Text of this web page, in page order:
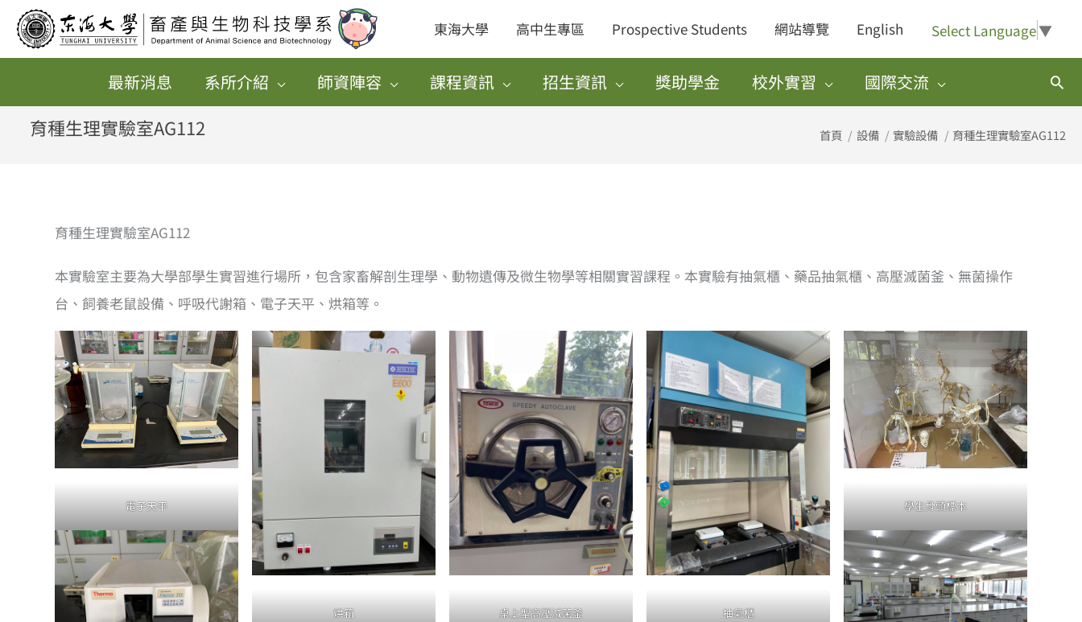
東海大學 高中生專區 Prospective Students 網站導覽 English Select Language▼
最新消息 系所介紹 師資陣容 課程資訊 招生資訊 獎助學金 校外實習 國際交流
搜
尋
育種生理實驗室AG112 首頁 設備 實驗設備 育種生理實驗室AG112
育種生理實驗室AG112
本實驗室主要為大學部學生實習進行場所，包含家畜解剖生理學、動物遺傳及微生物學等相關實習課程。本實驗有抽氣櫃、藥品抽氣櫃、高壓滅菌釜、無菌操作
台、飼養老鼠設備、呼吸代謝箱、電子天平、烘箱等。
電子天平
烘箱 桌上型高壓滅菌釜 抽氣櫃
學生骨頭標本